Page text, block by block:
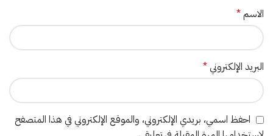
الاسم*
البريد الإلكتروني*
احفظ اسمي، بريدي الإلكتروني، والموقع الإلكتروني في هذا المتصفح